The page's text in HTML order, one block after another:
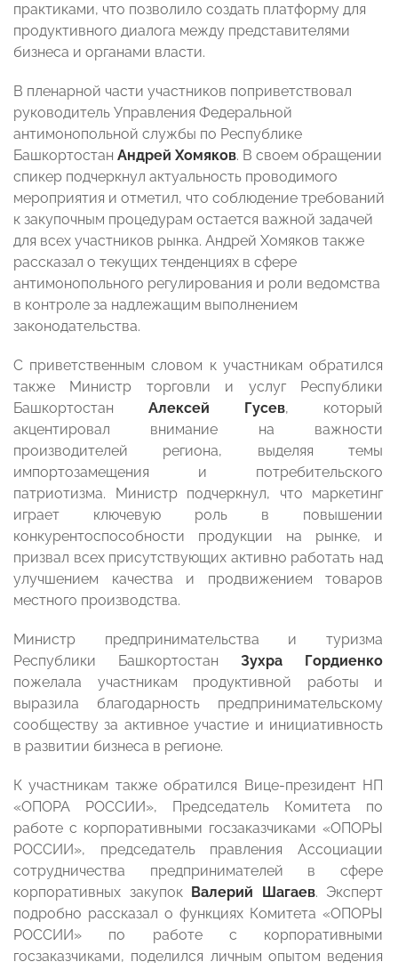
практиками, что позволило создать платформу для
продуктивного диалога между представителями
бизнеса и органами власти.
В пленарной части участников поприветствовал
руководитель Управления Федеральной
антимонопольной службы по Республике
Башкортостан Андрей Хомяков. В своем обращении
спикер подчеркнул актуальность проводимого
мероприятия и отметил, что соблюдение требований
к закупочным процедурам остается важной задачей
для всех участников рынка. Андрей Хомяков также
рассказал о текущих тенденциях в сфере
антимонопольного регулирования и роли ведомства
в контроле за надлежащим выполнением
законодательства.
С приветственным словом к участникам обратился
также Министр торговли и услуг Республики
Башкортостан Алексей Гусев, который
акцентировал внимание на важности
производителей региона, выделяя темы
импортозамещения и потребительского
патриотизма. Министр подчеркнул, что маркетинг
играет ключевую роль в повышении
конкурентоспособности продукции на рынке, и
призвал всех присутствующих активно работать над
улучшением качества и продвижением товаров
местного производства.
Министр предпринимательства и туризма
Республики Башкортостан Зухра Гордиенко
пожелала участникам продуктивной работы и
выразила благодарность предпринимательскому
сообществу за активное участие и инициативность
в развитии бизнеса в регионе.
К участникам также обратился Вице-президент НП
«ОПОРА РОССИИ», Председатель Комитета по
работе с корпоративными госзаказчиками «ОПОРЫ
РОССИИ», председатель правления Ассоциации
сотрудничества предпринимателей в сфере
корпоративных закупок
Валерий Шагаев. Эксперт
подробно рассказал о функциях Комитета «ОПОРЫ
РОССИИ» по работе с корпоративными
госзаказчиками, поделился личным опытом ведения